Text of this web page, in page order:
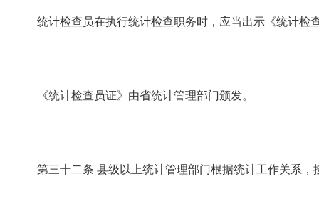
统计检查员在执行统计检查职务时，应当出示《统计检
《统计检查员证》由省统计管理部门颁发。
第三十二条 县级以上统计管理部门根据统计工作关系